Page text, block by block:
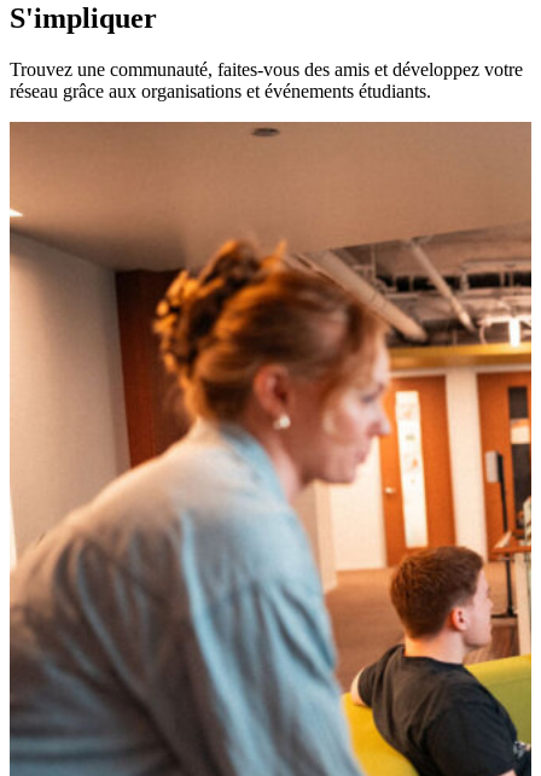
S'impliquer
Trouvez une communauté, faites-vous des amis et développez votre
réseau grâce aux organisations et événements étudiants.